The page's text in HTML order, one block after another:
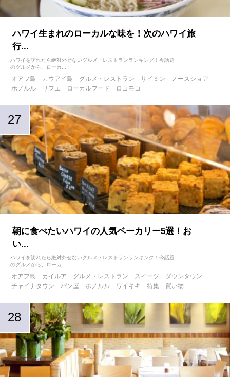
ハワイ生まれのローカルな味を！次のハワイ旅
行...
ハワイを訪れたら絶対外せないグルメ・レストランランキング！今話題
のグルメから、ローカ...
オアフ島 カウアイ島 グルメ・レストラン サイミン
ノースショア
ホノルル
リフエ ローカルフード ロコモコ
朝に食べたいハワイの人気ベーカリー5選！お
い...
ハワイを訪れたら絶対外せないグルメ・レストランランキング！今話題
のグルメから、ローカ...
オアフ島 カイルア グルメ・レストラン スイーツ
ダウンタウン
チャイナタウン
パン屋 ホノルル ワイキキ 特集 買い物